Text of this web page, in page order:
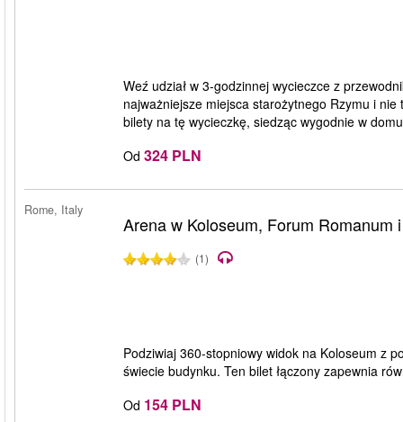
Weź udział w 3-godzinnej wycieczce z
najważniejsze miejsca starożytnego Rzymu i
bilety na tę wycieczkę, siedząc wygodnie w
Od 324 PLN
Rome, Italy
Arena w Koloseum, Forum Romanum
(1)
Podziwiaj 360-stopniowy widok na Koloseum z
świecie budynku. Ten bilet łączony zapewnia
Od 154 PLN